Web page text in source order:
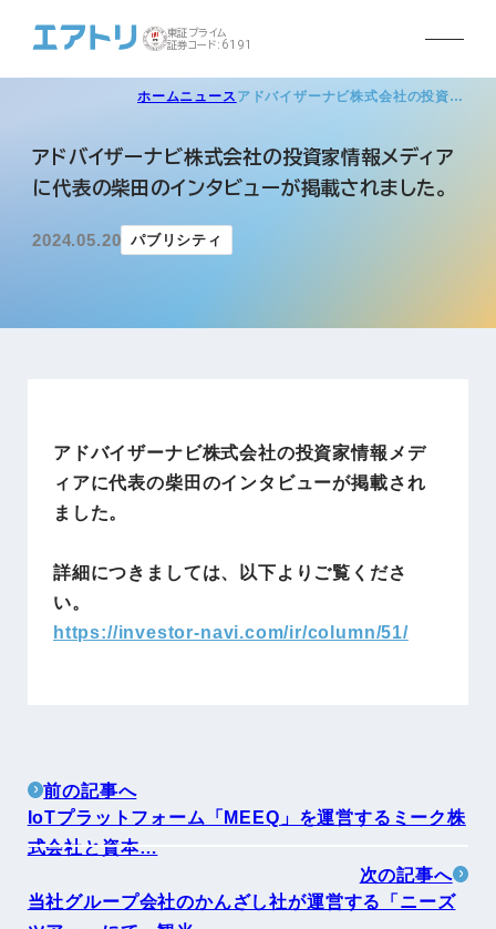
東証プライム
証券コード:6191
ホームニュース アドバイザーナビ株式会社の投資…
アドバイザーナビ株式会社の投資家情報メディア
に代表の柴田のインタビューが掲載されました。
2024.05.20 パブリシティ
アドバイザーナビ株式会社の投資家情報メデ
ィアに代表の柴田のインタビューが掲載され
ました。
詳細につきましては、以下よりご覧くださ
い。
https://investor-navi.com/ir/column/51/
前の記事へ
IoTプラットフォーム「MEEQ」を運営するミーク株
式会社と資本…
次の記事へ
当社グループ会社のかんざし社が運営する「ニーズ